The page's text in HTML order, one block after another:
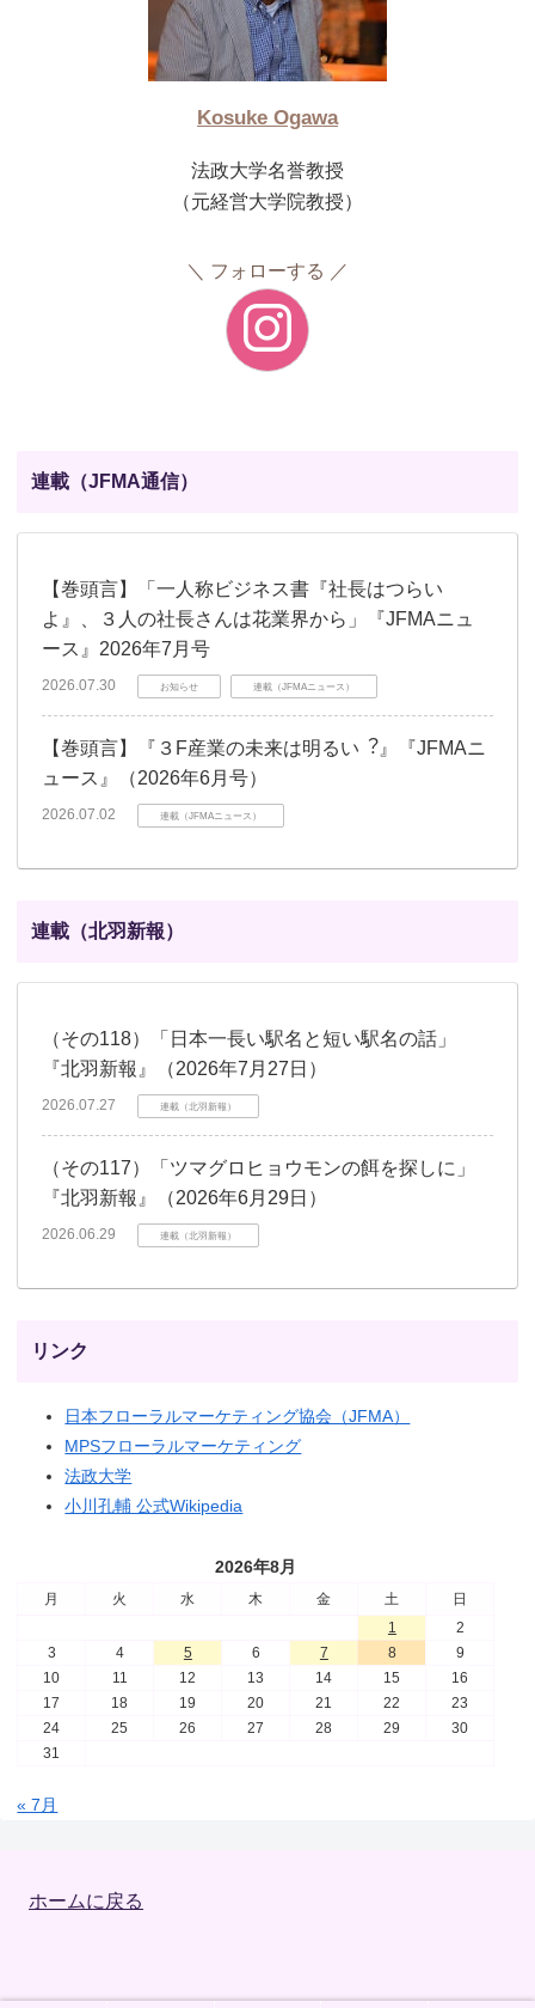
Kosuke Ogawa
法政大学名誉教授
（元経営大学院教授）
フォローする
連載（JFMA通信）
【巻頭言】「一人称ビジネス書『社長はつらい
よ』、３人の社長さんは花業界から」『JFMAニュ
ース』2026年7月号
2026.07.30 お知らせ 連載（JFMAニュース）
【巻頭言】『３F産業の未来は明るい︖』『JFMAニ
ュース』（2026年6月号）
2026.07.02 連載（JFMAニュース）
連載（北羽新報）
（その118）「日本一長い駅名と短い駅名の話」
『北羽新報』（2026年7月27日）
2026.07.27 連載（北羽新報）
（その117）「ツマグロヒョウモンの餌を探しに」
『北羽新報』（2026年6月29日）
2026.06.29 連載（北羽新報）
リンク
日本フローラルマーケティング協会（JFMA）
MPSフローラルマーケティング
法政大学
小川孔輔 公式Wikipedia
2026年8月
月 火 水 木 金 土
日
1
2
3
4 5 6 7 8
9
10
11 12 13 14 15
16
17
18 19 20 21 22
23
24
25 26 27 28 29
30
31
« 7月
ホームに戻る